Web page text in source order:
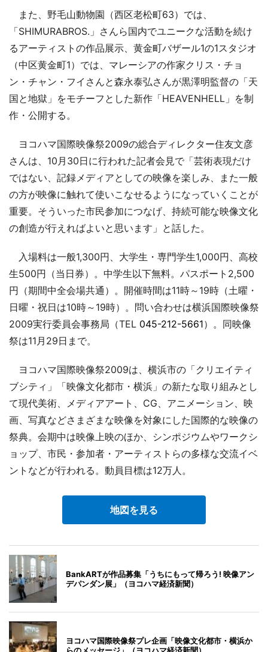
また、野毛山動物園（西区老松町63）では、
「SHIMURABROS.」さんら国内でユニークな活動を続け
るアーティストの作品展示、黄金町バザール1の1スタジオ
（中区黄金町1）では、マレーシアの作家クリス・チョ
ン・チャン・フイさんと森永泰弘さんが黒澤明監督の「天
国と地獄」をモチーフとした新作「HEAVENHELL」を制
作・公開する。
ヨコハマ国際映像祭2009の総合ディレクター住友文彦
さんは、10月30日に行われた記者会見で「芸術表現だけ
ではない、記録メディアとしての映像を楽しみ、また一般
の方が映像に触れて使いこなせるようになっていくことが
重要。そういった市民参加につなげ、持続可能な映像文化
の創造が行えればよいと思います」と話した。
入場料は一般1,300円、大学生・専門学生1,000円、高校
生500円（当日券）。中学生以下無料。パスポート2,500
円（期間中全会場共通）。開催時間は11時～19時（土曜・
日曜・祝日は10時～19時）。問い合わせは横浜国際映像祭
2009実行委員会事務局（TEL 045-212-5661）。同映像
祭は11月29日まで。
ヨコハマ国際映像祭2009は、横浜市の「クリエイティ
ブシティ」「映像文化都市・横浜」の新たな取り組みとし
て現代美術、メディアアート、CG、アニメーション、映
画、写真などさまざまな映像を対象にした国際的な映像の
祭典。会期中は映像上映のほか、シンポジウムやワークシ
ョップ、市民・参加者・アーティストらの多様な交流イベ
ントなどが行われる。動員目標は12万人。
地図を見る
BankARTが作品募集「うちにもって帰ろう! 映像アン
デパンダン展」（ヨコハマ経済新聞）
ヨコハマ国際映像祭プレ企画「映像文化都市・横浜か
らのメッセージ」（ヨコハマ経済新聞）